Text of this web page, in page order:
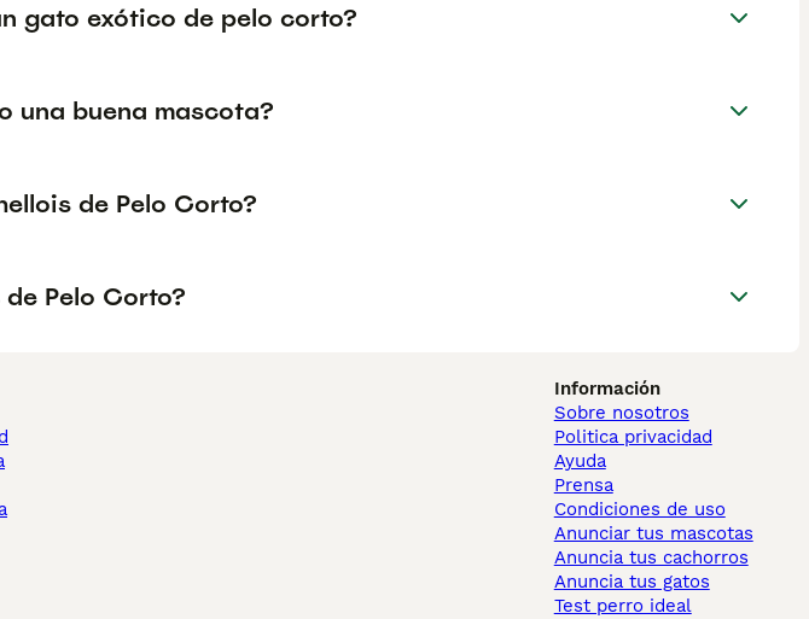
gato exótico de pelo corto?
una buena mascota?
de Pelo Corto?
Pelo Corto?
Información
Sobre nosotros
Politica privacidad
Ayuda
Prensa
Condiciones de uso
Anunciar tus mascotas
Anuncia tus cachorros
Anuncia tus gatos
Test perro ideal